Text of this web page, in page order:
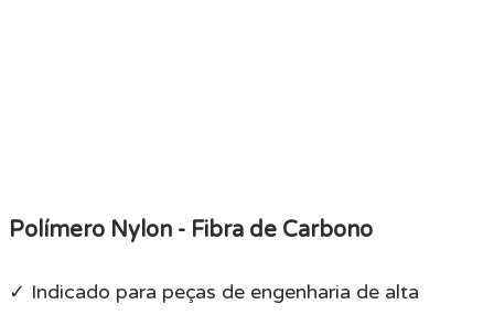
Polímero Nylon - Fibra de Carbono
✓ Indicado para peças de engenharia de alta